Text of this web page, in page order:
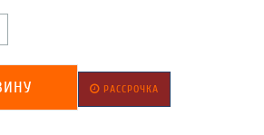
РАССРОЧКА